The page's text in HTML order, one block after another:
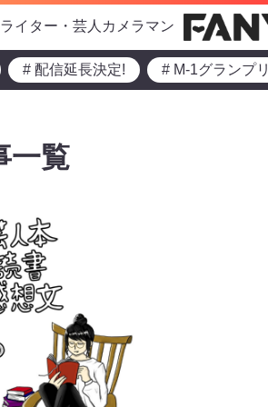
イター・芸人カメラマン
# 配信延長決定! # M-1グランプリ
一覧